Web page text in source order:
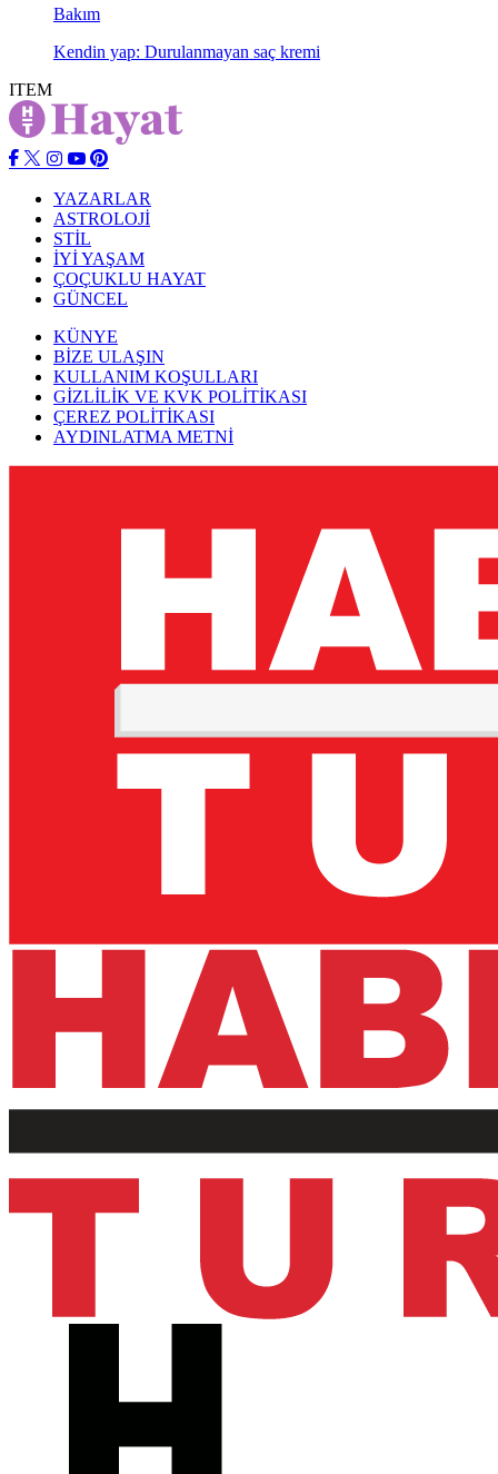
Bakım
Kendin yap: Durulanmayan saç kremi
ITEM
YAZARLAR
ASTROLOJİ
STİL
İYİ YAŞAM
ÇOÇUKLU HAYAT
GÜNCEL
KÜNYE
BİZE ULAŞIN
KULLANIM KOŞULLARI
GİZLİLİK VE KVK POLİTİKASI
ÇEREZ POLİTİKASI
AYDINLATMA METNİ